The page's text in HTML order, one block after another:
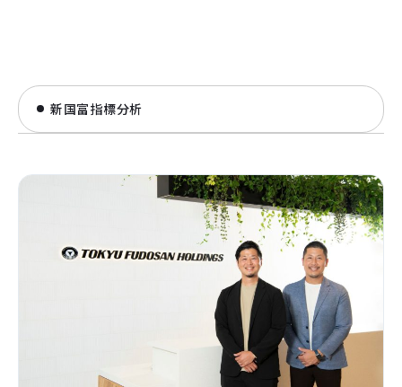
新国富指標分析